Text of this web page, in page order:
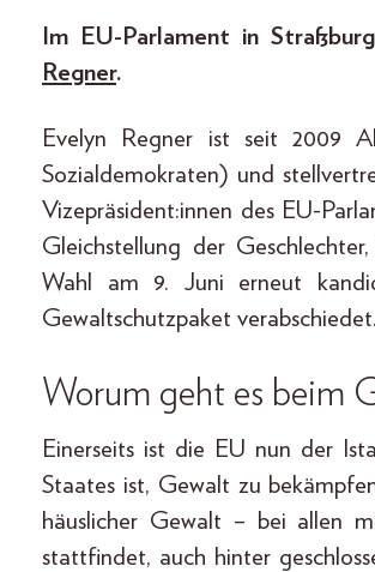
Im EU-Parlament in
Regner.
Evelyn Regner ist seit 2009
Sozialdemokraten) und
Vizepräsident:innen des EU-
Gleichstellung der
Wahl am 9. Juni erneut
Gewaltschutzpaket verabschiedet.
Worum geht es beim
Einerseits ist die EU nun der
Staates ist, Gewalt zu
häuslicher Gewalt – bei allen
stattfindet, auch hinter